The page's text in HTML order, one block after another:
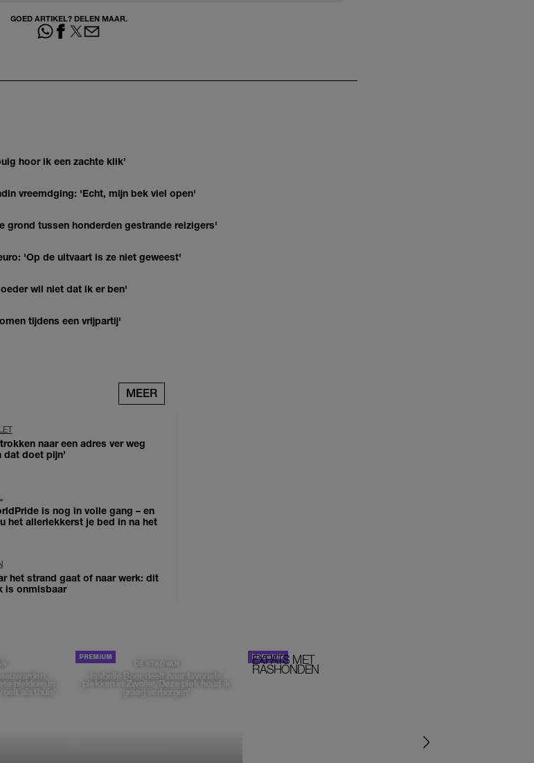
GOED ARTIKEL? DELEN MAAR.
hoor ik een zachte klik’
vreemdging: 'Echt, mijn bek viel open'
grond tussen honderden gestrande reizigers'
'Op de uitvaart is ze niet geweest'
wil niet dat ik er ben'
tijdens een vrijpartij'
MEER
naar een adres ver weg
dat doet pijn’
is nog in volle gang – en
het allerlekkerst je bed in na het
het strand gaat of naar werk: dit
is onmisbaar
plekken in
als thuis'
DE STAD VAN
Isabelle Boer deelt haar favoriete
plekken in Zwolle: 'Deze plek houd ik
graag verborgen'
EXPATS MET
RASHONDEN